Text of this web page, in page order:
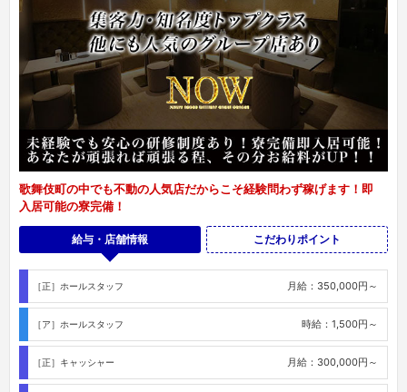
歌舞伎町の中でも不動の人気店だからこそ経験問わず稼げます！即
入居可能の寮完備！
給与・店舗情報 こだわりポイント
［正］ホールスタッフ 月給：350,000円～
［ア］ホールスタッフ 時給：1,500円～
［正］キャッシャー 月給：300,000円～